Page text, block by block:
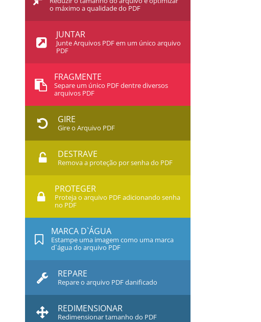
o máximo a qualidade do PDF
JUNTAR
Junte Arquivos PDF em um único arquivo
PDF
FRAGMENTE
Separe um único PDF dentre diversos
arquivos PDF
GIRE
Gire o Arquivo PDF
DESTRAVE
Remova a proteção por senha do PDF
PROTEGER
Proteja o arquivo PDF adicionando senha
no PDF
MARCA D`ÁGUA
Estampe uma imagem como uma marca
d`água do arquivo PDF
REPARE
Repare o arquivo PDF danificado
REDIMENSIONAR
Redimensionar tamanho do PDF